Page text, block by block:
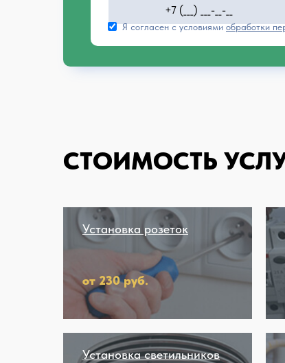
Я согласен с условиямиобработки
СТОИМОСТЬ
Установка розеток
от 230 руб.
Установка светильников